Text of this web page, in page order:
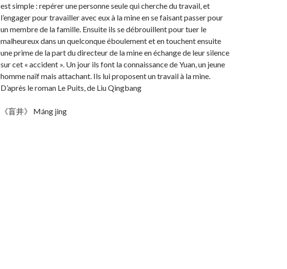
est simple : repérer une personne seule qui cherche du travail, et
l’engager pour travailler avec eux à la mine en se faisant passer pour
un membre de la famille. Ensuite ils se débrouillent pour tuer le
malheureux dans un quelconque éboulement et en touchent ensuite
une prime de la part du directeur de la mine en échange de leur silence
sur cet « accident ». Un jour ils font la connaissance de Yuan, un jeune
homme naïf mais attachant. Ils lui proposent un travail à la mine.
D’après le roman Le Puits, de Liu Qingbang
《盲井》 Máng jing